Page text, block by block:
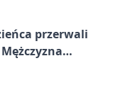
przerwali